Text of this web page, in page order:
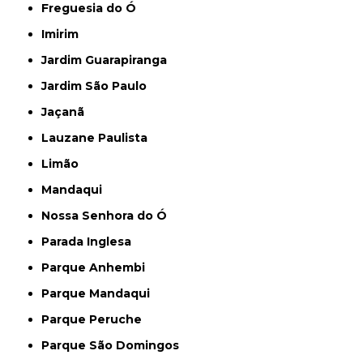
Freguesia do Ó
Imirim
Jardim Guarapiranga
Jardim São Paulo
Jaçanã
Lauzane Paulista
Limão
Mandaqui
Nossa Senhora do Ó
Parada Inglesa
Parque Anhembi
Parque Mandaqui
Parque Peruche
Parque São Domingos